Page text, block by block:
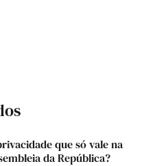
que só vale na
da República?